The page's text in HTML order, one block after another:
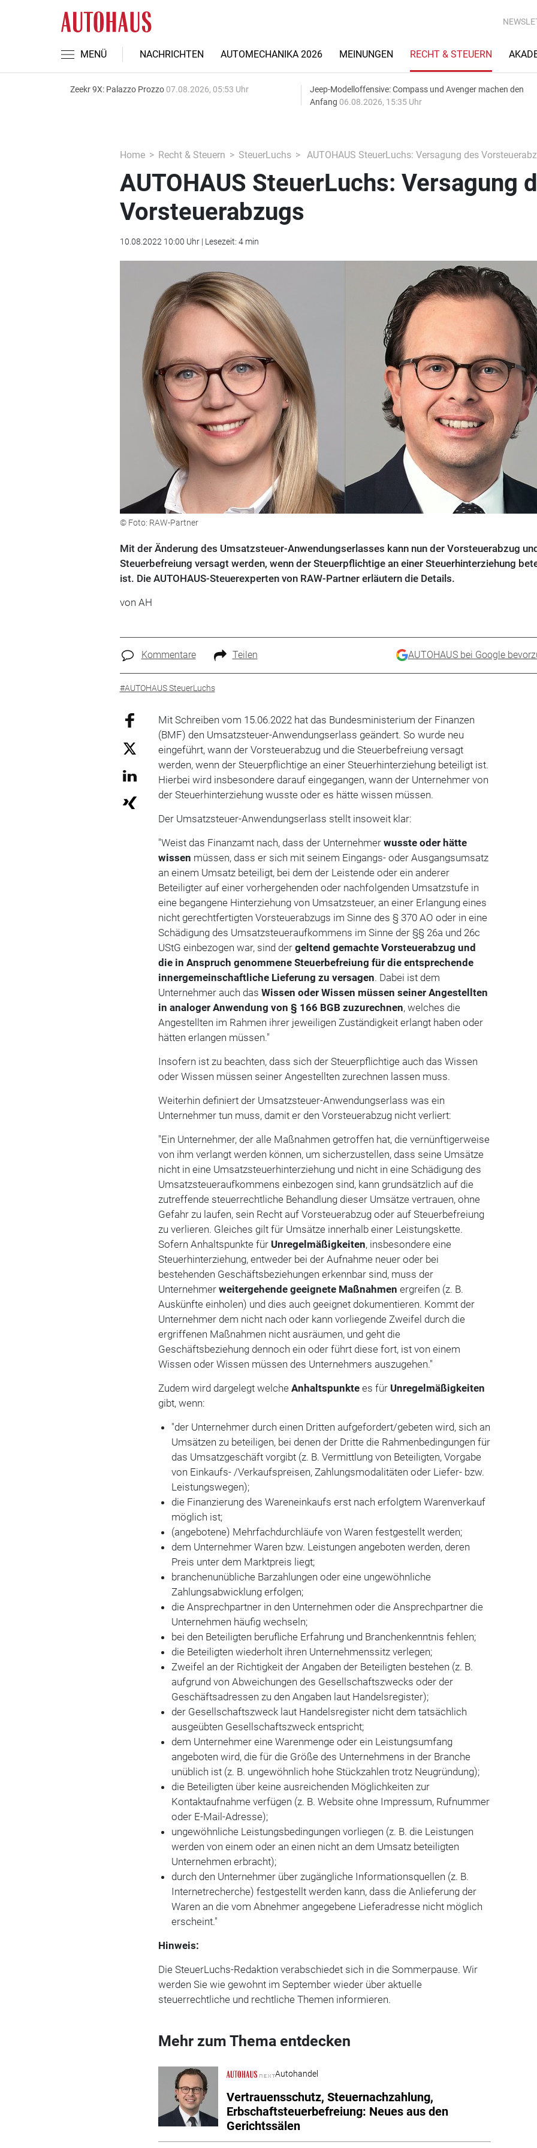
MENÜ NACHRICHTEN AUTOMECHANIKA 2026 MEINUNGEN RECHT & STEUERN
Zeekr 9X: Palazzo Prozzo 07.08.2026, 05:53 Uhr
Jeep-Modelloffensive: Compass und Avenger machen den
Anfang 06.08.2026, 15:35 Uhr
Home Recht & Steuern SteuerLuchs AUTOHAUS SteuerLuchs: Versagung des
AUTOHAUS SteuerLuchs: Versagung
Vorsteuerabzugs
10.08.2022 10:00 Uhr | Lesezeit: 4 min
© Foto: RAW-Partner
Mit der Änderung des Umsatzsteuer-Anwendungserlasses kann nun der Vorsteuerabzug
Steuerbefreiung versagt werden, wenn der Steuerpflichtige an einer Steuerhinterziehung
ist. Die AUTOHAUS-Steuerexperten von RAW-Partner erläutern die Details.
von AH
Kommentare Teilen AUTOHAUS bei Google
#AUTOHAUS SteuerLuchs
Mit Schreiben vom 15.06.2022 hat das Bundesministerium der Finanzen
(BMF) den Umsatz­steuer-Anwendungserlass geändert. So wurde neu
eingeführt, wann der Vorsteuerabzug und die Steuerbefreiung versagt
werden, wenn der Steuerpflichtige an einer Steuerhinterziehung beteiligt ist.
Hierbei wird insbesondere darauf eingegangen, wann der Unternehmer von
der Steuerhinterziehung wusste oder es hätte wissen müssen.
Der Umsatzsteuer-Anwendungserlass stellt insoweit klar:
"Weist das Finanzamt nach, dass der Unternehmerwusste oder hätte
wissen müssen, dass er sich mit seinem Eingangs- oder Ausgangsumsatz
an einem Umsatz beteiligt, bei dem der Leistende oder ein anderer
Beteiligter auf einer vorhergehenden oder nachfolgenden Umsatzstufe in
eine begangene Hinterziehung von Umsatzsteuer, an einer Erlangung eines
nicht gerechtfertigten Vorsteuerabzugs im Sinne des § 370 AO oder in eine
Schädigung des Umsatzsteueraufkommens im Sinne der §§ 26a und 26c
UStG einbezogen war, sind dergeltend gemachte Vorsteuerabzug und
die in Anspruch genommene Steuerbefreiung für die entsprechende
innergemeinschaftliche Lieferung zu versagen. Dabei ist dem
Unternehmer auch dasWissen oder Wissen müssen seiner Angestellten
in analoger Anwendung von § 166 BGB zuzurechnen, welches die
Angestellten im Rahmen ihrer jeweiligen Zuständigkeit erlangt haben oder
hätten erlangen müssen."
Insofern ist zu beachten, dass sich der Steuerpflichtige auch das Wissen
oder Wissen müs­sen seiner Angestellten zurechnen lassen muss.
Weiterhin definiert der Umsatzsteuer-Anwendungserlass was ein
Unternehmer tun muss, damit er den Vorsteuerabzug nicht verliert:
"Ein Unternehmer, der alle Maßnahmen getroffen hat, die vernünftigerweise
von ihm verlangt werden können, um sicherzustellen, dass seine Umsätze
nicht in eine Umsatzsteuerhinterziehung und nicht in eine Schädigung des
Umsatzsteueraufkommens einbezogen sind, kann grundsätzlich auf die
zutreffende steuerrechtliche Behandlung dieser Umsätze vertrauen, ohne
Gefahr zu laufen, sein Recht auf Vorsteuerabzug oder auf Steuerbefreiung
zu verlieren. Gleiches gilt für Umsätze innerhalb einer Leistungskette.
Sofern Anhaltspunkte für Unregelmäßigkeiten, insbesonde­re eine
Steuerhinterziehung, entweder bei der Aufnahme neuer oder bei
bestehenden Ge­schäftsbeziehungen erkennbar sind, muss der
Unternehmerweitergehende geeignete Maßnahmen ergreifen (z. B.
Auskünfte einholen) und dies auch geeignet dokumentieren. Kommt der
Unternehmer dem nicht nach oder kann vorliegende Zweifel durch die
ergriffenen Maßnahmen nicht ausräumen, und geht die
Geschäftsbeziehung dennoch ein oder führt diese fort, ist von einem
Wissen oder Wissen müssen des Unternehmers auszugehen."
Zudem wird dargelegt welcheAnhaltspunkte es für Unregelmäßigkeiten
gibt, wenn:
"der Unternehmer durch einen Dritten aufgefordert/gebeten wird, sich an
Umsätzen zu beteiligen, bei denen der Dritte die Rahmenbedingungen für
das Umsatzgeschäft vorgibt (z. B. Vermittlung von Beteiligten, Vorgabe
von Einkaufs- /Verkaufspreisen, Zahlungsmodalitäten oder Liefer- bzw.
Leistungswegen);
die Finanzierung des Wareneinkaufs erst nach erfolgtem Warenverkauf
möglich ist;
(angebotene) Mehrfachdurchläufe von Waren festgestellt werden;
dem Unternehmer Waren bzw. Leistungen angeboten werden, deren
Preis unter dem Marktpreis liegt;
branchenunübliche Barzahlungen oder eine ungewöhnliche
Zahlungsabwicklung erfolgen;
die Ansprechpartner in den Unternehmen oder die Ansprechpartner die
Unternehmen häufig wechseln;
bei den Beteiligten berufliche Erfahrung und Branchenkenntnis fehlen;
die Beteiligten wiederholt ihren Unternehmenssitz verlegen;
Zweifel an der Richtigkeit der Angaben der Beteiligten bestehen (z. B.
aufgrund von Abweichungen des Gesellschaftszwecks oder der
Geschäftsadressen zu den Angaben laut Handelsregister);
der Gesellschaftszweck laut Handelsregister nicht dem tatsächlich
ausgeübten Gesellschaftszweck entspricht;
dem Unternehmer eine Warenmenge oder ein Leistungsumfang
angeboten wird, die für die Größe des Unternehmens in der Branche
unüblich ist (z. B. ungewöhnlich hohe Stückzahlen trotz Neugründung);
die Beteiligten über keine ausreichenden Möglichkeiten zur
Kontaktaufnahme verfügen (z. B. Website ohne Impressum, Rufnummer
oder E-Mail-Adresse);
ungewöhnliche Leistungsbedingungen vorliegen (z. B. die Leistungen
werden von einem oder an einen nicht an dem Umsatz beteiligten
Unternehmen erbracht);
durch den Unternehmer über zugängliche Informationsquellen (z. B.
Internetrecherche) festgestellt werden kann, dass die Anlieferung der
Waren an die vom Abnehmer angegebene Lieferadresse nicht möglich
erscheint."
Hinweis:
Die SteuerLuchs-Redaktion verabschiedet sich in die Sommerpause. Wir
werden Sie wie ge­wohnt im September wieder über aktuelle
steuerrechtliche und rechtliche Themen informie­ren.
Mehr zum Thema entdecken
Autohandel
Vertrauensschutz, Steuernachzahlung,
Erbschaftsteuerbefreiung: Neues aus den
Gerichtssälen